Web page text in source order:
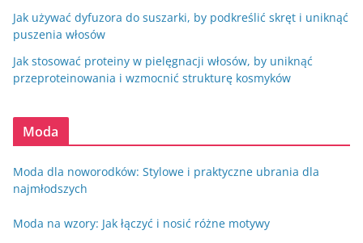
Jak używać dyfuzora do suszarki, by podkreślić skręt i uniknąć
puszenia włosów
Jak stosować proteiny w pielęgnacji włosów, by uniknąć
przeproteinowania i wzmocnić strukturę kosmyków
Moda
Moda dla noworodków: Stylowe i praktyczne ubrania dla
najmłodszych
Moda na wzory: Jak łączyć i nosić różne motywy